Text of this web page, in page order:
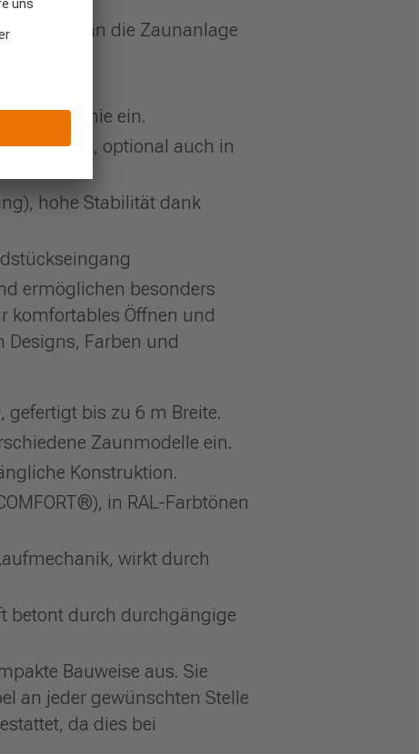
an die Zaunanlage
Zaunlinie ein.
optional auch in
hohe Stabilität dank
ermöglichen besonders
komfortables Öffnen und
Designs, Farben und
gefertigt bis zu 6 m Breite.
Zaunmodelle ein.
Konstruktion.
in RAL-Farbtönen
wirkt durch
betont durch durchgängige
Bauweise aus. Sie
an jeder gewünschten Stelle
da dies bei